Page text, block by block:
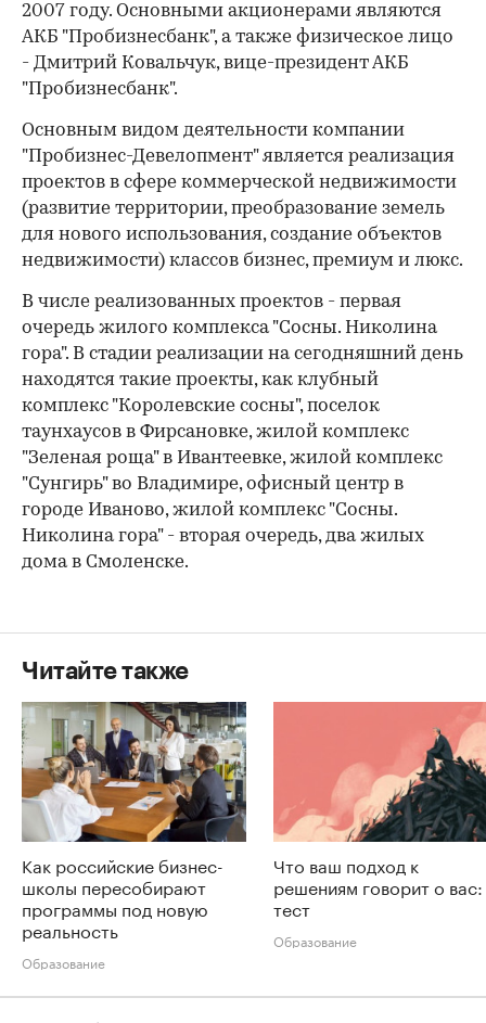
2007 году. Основными акционерами являются
АКБ "Пробизнесбанк", а также физическое лицо
- Дмитрий Ковальчук, вице-президент АКБ
"Пробизнесбанк".
Основным видом деятельности компании
"Пробизнес-Девелопмент" является реализация
проектов в сфере коммерческой недвижимости
(развитие территории, преобразование земель
для нового использования, создание объектов
недвижимости) классов бизнес, премиум и люкс.
В числе реализованных проектов - первая
очередь жилого комплекса "Сосны. Николина
гора". В стадии реализации на сегодняшний день
находятся такие проекты, как клубный
комплекс "Королевские сосны", поселок
таунхаусов в Фирсановке, жилой комплекс
"Зеленая роща" в Ивантеевке, жилой комплекс
"Сунгирь" во Владимире, офисный центр в
городе Иваново, жилой комплекс "Сосны.
Николина гора" - вторая очередь, два жилых
дома в Смоленске.
Читайте также
Как российские бизнес-
школы пересобирают
программы под новую
реальность
Образование
Что ваш подход к
решениям говорит о вас:
тест
Образование